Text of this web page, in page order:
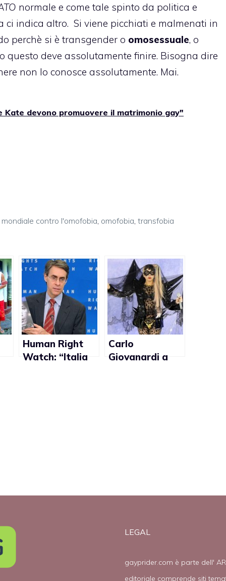
normale e come tale spinto da politica e
ci indica altro. Si viene picchiati e malmenati in
perchè si è transgender o omosessuale, o
questo deve assolutamente finire. Bisogna dire
non lo conosce assolutamente. Mai.
Kate devono promuovere il matrimonio gay"
contro l'omofobia omofobia transfobia
Human Right
Watch: “Italia
Carlo
Giovanardi a
LEGAL
gayprider.com è parte dell'
editoriale comprende siti